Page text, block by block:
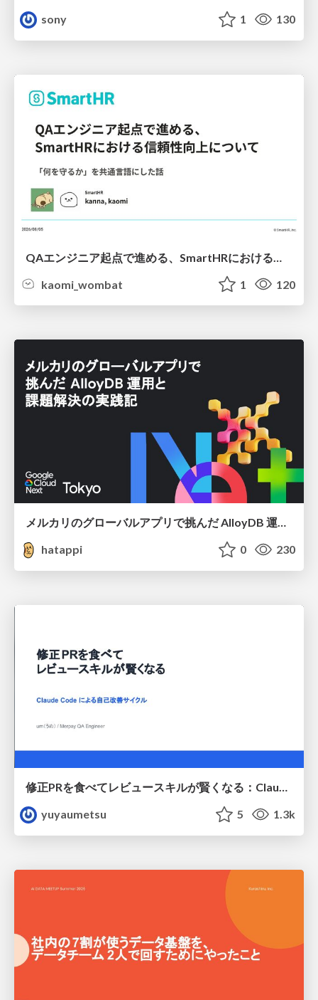
sony
1 130
kaomi_wombat
1 120
メルカリのグローバルアプリで挑んだ AlloyDB 運用と課題解決の実践記
hatappi
0 230
修正PRを食べてレビュースキルが賢くなる：Claude Codeによる自己改善サイクル
yuyaumetsu
5 1.3k